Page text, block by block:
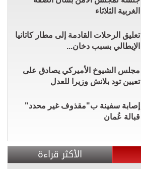
الغربية الثلاثاء
تعليق الرحلات القادمة إلى مطار كاتانيا
الإيطالي بسبب دخان...
مجلس الشيوخ الأميركي يصادق على
تعيين تود بلانش وزيرا للعدل
إصابة سفينة ب"مقذوف غير محدد"
قبالة عُمان
الأكثر قراءة